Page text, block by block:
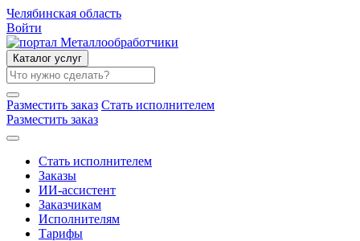
Челябинская область
Войти
Каталог услуг
Разместить заказ Стать исполнителем
Разместить заказ
Стать исполнителем
Заказы
ИИ-ассистент
Заказчикам
Исполнителям
Тарифы